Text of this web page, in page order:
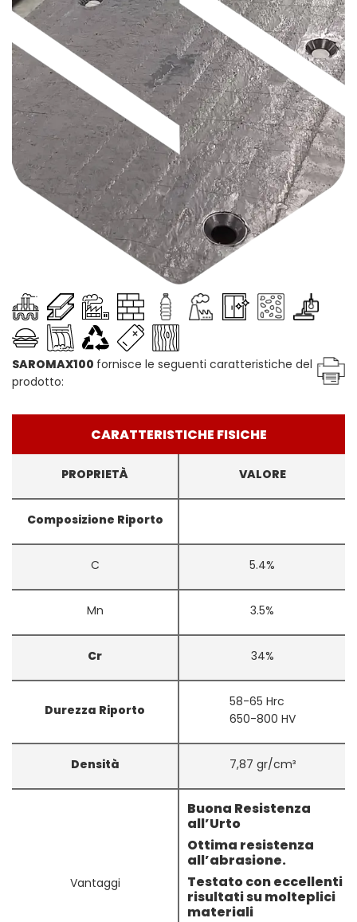
SAROMAX100 fornisce le seguenti caratteristiche del
prodotto:
CARATTERISTICHE FISICHE
PROPRIETÀ VALORE
Composizione Riporto
C 5.4%
Mn 3.5%
Cr 34%
Durezza Riporto
58-65 Hrc
650-800 HV
Densità 7,87 gr/cm³
Vantaggi
Buona Resistenza
all’Urto
Ottima resistenza
all’abrasione.
Testato con eccellenti
risultati su molteplici
materiali